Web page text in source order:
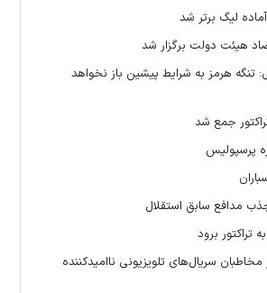
هیئت دولت برگزار شد
تنگه هرمز به شرایط پیشین باز نخواهد
جمع شد
پرسپولیس
مدافع سابق استقلال
تراکتور برود
سریال‌های تلویزیونی ناامیدکننده